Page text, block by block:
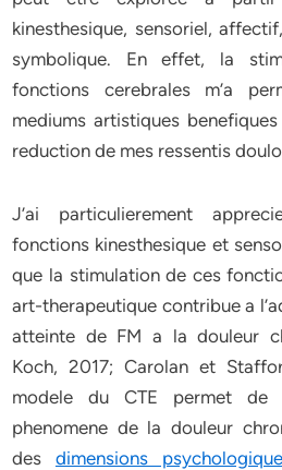
kinesthesique, sensoriel,
symbolique. En effet, la
fonctions cerebrales m’a
mediums artistiques
reduction de mes ressentis
J’ai particulierement
fonctions kinesthesique et
que la stimulation de ces
art-therapeutique contribue a
atteinte de FM a la douleur
Koch, 2017; Carolan et
modele du CTE permet de
phenomene de la douleur
des dimensions